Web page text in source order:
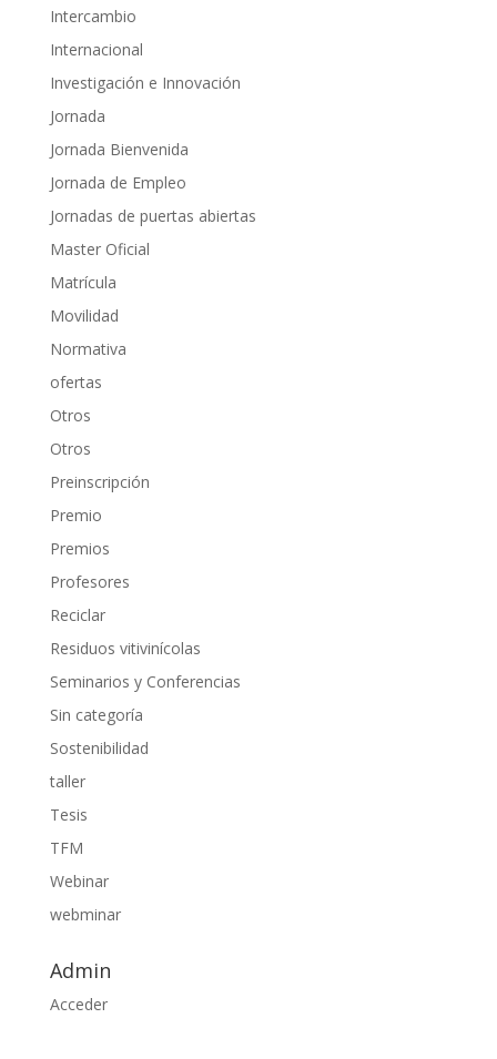
Intercambio
Internacional
Investigación e Innovación
Jornada
Jornada Bienvenida
Jornada de Empleo
Jornadas de puertas abiertas
Master Oficial
Matrícula
Movilidad
Normativa
ofertas
Otros
Otros
Preinscripción
Premio
Premios
Profesores
Reciclar
Residuos vitivinícolas
Seminarios y Conferencias
Sin categoría
Sostenibilidad
taller
Tesis
TFM
Webinar
webminar
Admin
Acceder